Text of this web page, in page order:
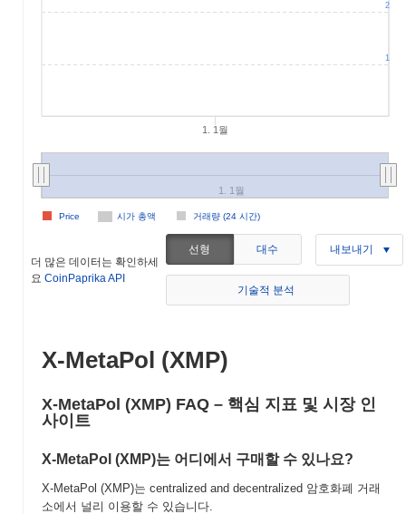
1. 1월
시가 총액 거래량 (24 시간)
Price
1. 1월
1
2
더 많은 데이터는 확인하세
요 CoinPaprika API
선형 대수 내보내기
기술적 분석
X-MetaPol (XMP)
X-MetaPol (XMP) FAQ – 핵심 지표 및 시장 인
사이트
X-MetaPol (XMP)는 어디에서 구매할 수 있나요?
X-MetaPol (XMP)는 centralized and decentralized 암호화폐 거래
소에서 널리 이용할 수 있습니다.